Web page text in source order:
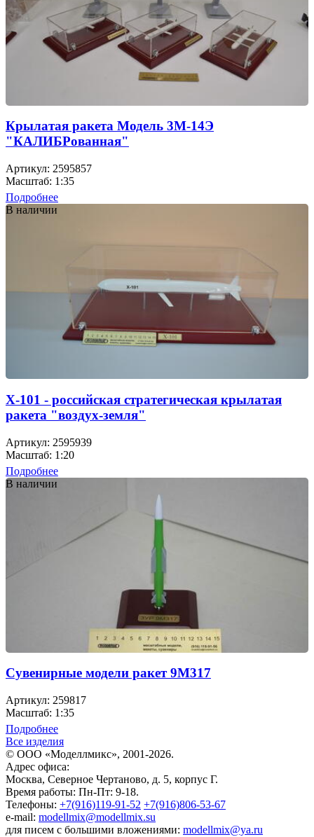
Крылатая ракета Модель 3М-14Э
"КАЛИБРованная"
Артикул: 2595857
Масштаб: 1:35
Подробнее
В наличии
Х-101 - российская стратегическая крылатая
ракета "воздух-земля"
Артикул: 2595939
Масштаб: 1:20
Подробнее
В наличии
Сувенирные модели ракет 9М317
Артикул: 259817
Масштаб: 1:35
Подробнее
Все изделия
© ООО «Моделлмикс», 2001-2026.
Адрес офиса:
Москва, Северное Чертаново, д. 5, корпус Г.
Время работы: Пн-Пт: 9-18.
Телефоны: +7(916)119-91-52 +7(916)806-53-67
e-mail: modellmix@modellmix.su
для писем с большими вложениями: modellmix@ya.ru